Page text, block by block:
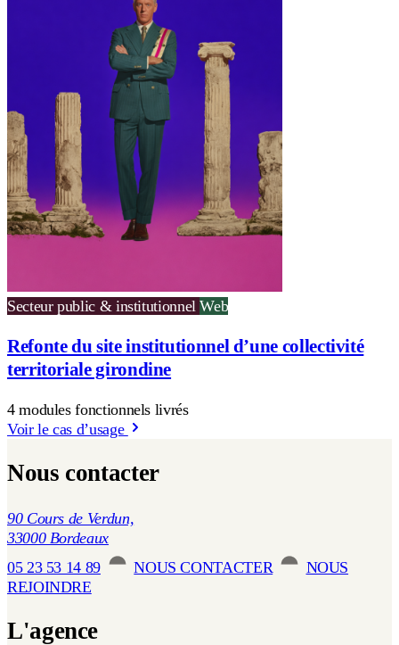
Secteur public & institutionnelWeb
Refonte du site institutionnel d’une collectivité
territoriale girondine
4 modules fonctionnels livrés
Voir le cas d’usage
Nous contacter
90 Cours de Verdun,
33000 Bordeaux
05 23 53 14 89
NOUS CONTACTER
NOUS
REJOINDRE
L'agence